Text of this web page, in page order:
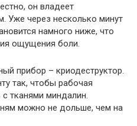
он владеет
через несколько минут
намного ниже, что
ощущения боли.
прибор – криодеструктор.
так, чтобы рабочая
с тканями миндалин.
можно не дольше, чем на